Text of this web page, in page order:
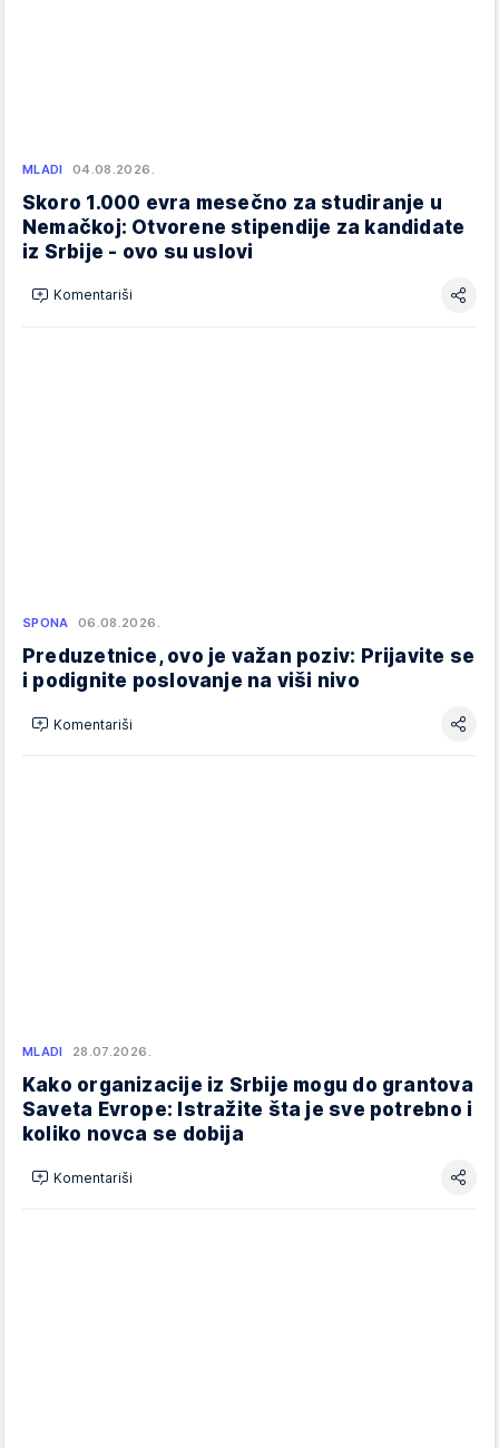
MLADI 04.08.2026.
Skoro 1.000 evra mesečno za studiranje u
Nemačkoj: Otvorene stipendije za kandidate
iz Srbije - ovo su uslovi
Komentariši
SPONA 06.08.2026.
Preduzetnice, ovo je važan poziv: Prijavite se
i podignite poslovanje na viši nivo
Komentariši
MLADI 28.07.2026.
Kako organizacije iz Srbije mogu do grantova
Saveta Evrope: Istražite šta je sve potrebno i
koliko novca se dobija
Komentariši